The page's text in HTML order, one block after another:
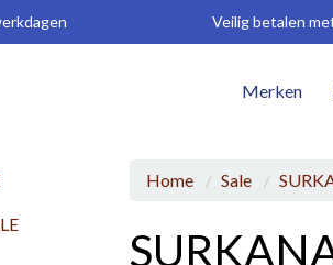
Veilig betalen
Merken
Home Sale